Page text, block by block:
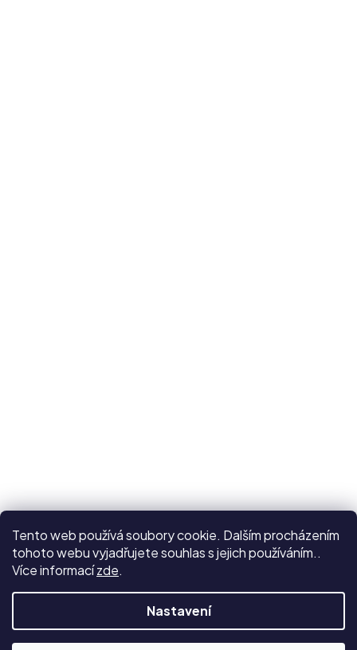
Tento web používá soubory cookie. Dalším procházením
tohoto webu vyjadřujete souhlas s jejich používáním..
Více informacízde.
Nastavení